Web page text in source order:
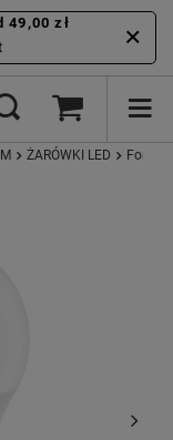
49,00 zł
ŻARÓWKI LED